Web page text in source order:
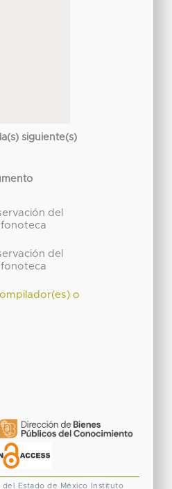
siguiente(s)
del
del
o
Estado de México Instituto